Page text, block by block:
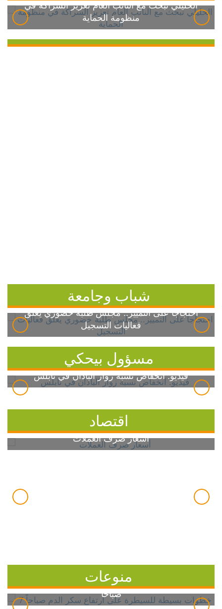
الخليلي تبحث مع النائب العام تعزيز الشراكة في
منظومة الحماية
شباب وجامعة
احتجاجاً على التمييز.. مجلس طلبة خضوري يعلق
فعاليات التسجيل
مسؤول بيحكي
فيديو: انخفاض نسبة زوار الباذان في نابلس
اقتصاد
أسعار صرف العملات
منوعات
7 خطوات بسيطة للسيطرة على ارتفاع سكر الدم
صباحاً